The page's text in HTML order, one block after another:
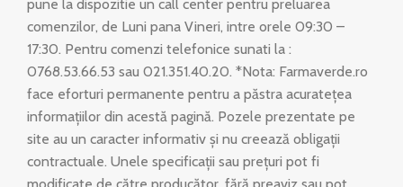
pune la dispozitie un call center pentru preluarea
comenzilor, de Luni pana Vineri, intre orele 09:30 –
17:30. Pentru comenzi telefonice sunati la :
0768.53.66.53 sau 021.351.40.20. *Nota: Farmaverde.ro
face eforturi permanente pentru a păstra acuratețea
informațiilor din acestă pagină. Pozele prezentate pe
site au un caracter informativ și nu creează obligații
contractuale. Unele specificații sau prețuri pot fi